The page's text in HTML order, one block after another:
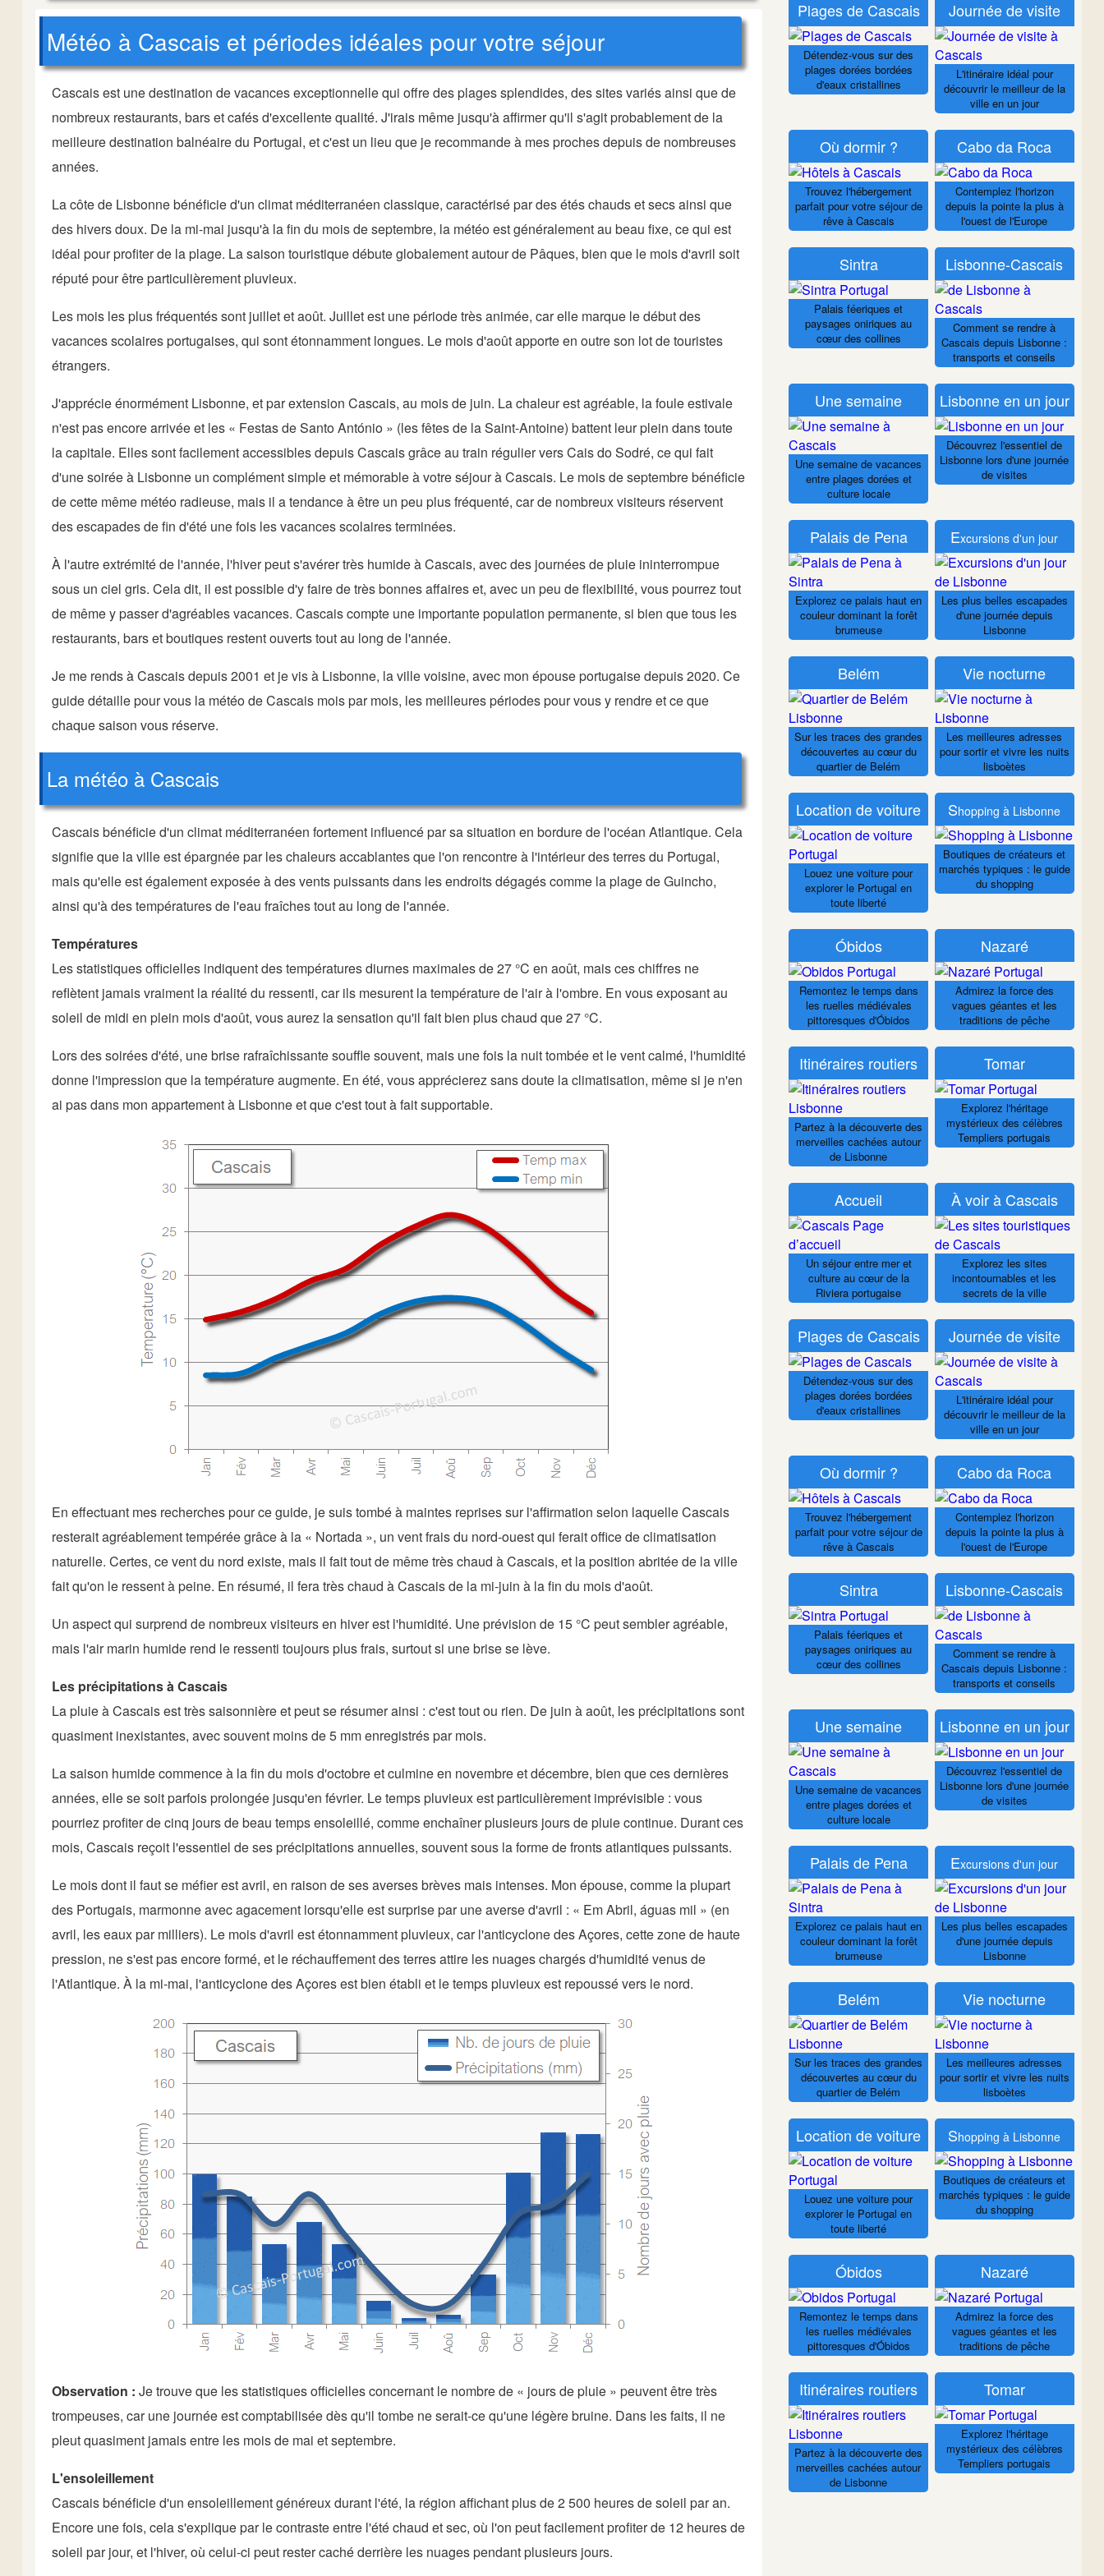
Météo à Cascais et périodes idéales pour votre séjour
Cascais est une destination de vacances exceptionnelle qui offre des plages splendides, des sites variés ainsi que de
nombreux restaurants, bars et cafés d'excellente qualité. J'irais même jusqu'à affirmer qu'il s'agit probablement de la
meilleure destination balnéaire du Portugal, et c'est un lieu que je recommande à mes proches depuis de nombreuses
années.
La côte de Lisbonne bénéficie d'un climat méditerranéen classique, caractérisé par des étés chauds et secs ainsi que
des hivers doux. De la mi-mai jusqu'à la fin du mois de septembre, la météo est généralement au beau fixe, ce qui est
idéal pour profiter de la plage. La saison touristique débute globalement autour de Pâques, bien que le mois d'avril soit
réputé pour être particulièrement pluvieux.
Les mois les plus fréquentés sont juillet et août. Juillet est une période très animée, car elle marque le début des
vacances scolaires portugaises, qui sont étonnamment longues. Le mois d'août apporte en outre son lot de touristes
étrangers.
J'apprécie énormément Lisbonne, et par extension Cascais, au mois de juin. La chaleur est agréable, la foule estivale
n'est pas encore arrivée et les « Festas de Santo António » (les fêtes de la Saint-Antoine) battent leur plein dans toute
la capitale. Elles sont facilement accessibles depuis Cascais grâce au train régulier vers Cais do Sodré, ce qui fait
d'une soirée à Lisbonne un complément simple et mémorable à votre séjour à Cascais. Le mois de septembre bénéficie
de cette même météo radieuse, mais il a tendance à être un peu plus fréquenté, car de nombreux visiteurs réservent
des escapades de fin d'été une fois les vacances scolaires terminées.
À l'autre extrémité de l'année, l'hiver peut s'avérer très humide à Cascais, avec des journées de pluie ininterrompue
sous un ciel gris. Cela dit, il est possible d'y faire de très bonnes affaires et, avec un peu de flexibilité, vous pourrez tout
de même y passer d'agréables vacances. Cascais compte une importante population permanente, si bien que tous les
restaurants, bars et boutiques restent ouverts tout au long de l'année.
Je me rends à Cascais depuis 2001 et je vis à Lisbonne, la ville voisine, avec mon épouse portugaise depuis 2020. Ce
guide détaille pour vous la météo de Cascais mois par mois, les meilleures périodes pour vous y rendre et ce que
chaque saison vous réserve.
La météo à Cascais
Cascais bénéficie d'un climat méditerranéen fortement influencé par sa situation en bordure de l'océan Atlantique. Cela
signifie que la ville est épargnée par les chaleurs accablantes que l'on rencontre à l'intérieur des terres du Portugal,
mais qu'elle est également exposée à des vents puissants dans les endroits dégagés comme la plage de Guincho,
ainsi qu'à des températures de l'eau fraîches tout au long de l'année.
Températures
Les statistiques officielles indiquent des températures diurnes maximales de 27 °C en août, mais ces chiffres ne
reflètent jamais vraiment la réalité du ressenti, car ils mesurent la température de l'air à l'ombre. En vous exposant au
soleil de midi en plein mois d'août, vous aurez la sensation qu'il fait bien plus chaud que 27 °C.
Lors des soirées d'été, une brise rafraîchissante souffle souvent, mais une fois la nuit tombée et le vent calmé, l'humidité
donne l'impression que la température augmente. En été, vous apprécierez sans doute la climatisation, même si je n'en
ai pas dans mon appartement à Lisbonne et que c'est tout à fait supportable.
En effectuant mes recherches pour ce guide, je suis tombé à maintes reprises sur l'affirmation selon laquelle Cascais
resterait agréablement tempérée grâce à la « Nortada », un vent frais du nord-ouest qui ferait office de climatisation
naturelle. Certes, ce vent du nord existe, mais il fait tout de même très chaud à Cascais, et la position abritée de la ville
fait qu'on le ressent à peine. En résumé, il fera très chaud à Cascais de la mi-juin à la fin du mois d'août.
Un aspect qui surprend de nombreux visiteurs en hiver est l'humidité. Une prévision de 15 °C peut sembler agréable,
mais l'air marin humide rend le ressenti toujours plus frais, surtout si une brise se lève.
Les précipitations à Cascais
La pluie à Cascais est très saisonnière et peut se résumer ainsi : c'est tout ou rien. De juin à août, les précipitations sont
quasiment inexistantes, avec souvent moins de 5 mm enregistrés par mois.
La saison humide commence à la fin du mois d'octobre et culmine en novembre et décembre, bien que ces dernières
années, elle se soit parfois prolongée jusqu'en février. Le temps pluvieux est particulièrement imprévisible : vous
pourriez profiter de cinq jours de beau temps ensoleillé, comme enchaîner plusieurs jours de pluie continue. Durant ces
mois, Cascais reçoit l'essentiel de ses précipitations annuelles, souvent sous la forme de fronts atlantiques puissants.
Le mois dont il faut se méfier est avril, en raison de ses averses brèves mais intenses. Mon épouse, comme la plupart
des Portugais, marmonne avec agacement lorsqu'elle est surprise par une averse d'avril : « Em Abril, águas mil » (en
avril, les eaux par milliers). Le mois d'avril est étonnamment pluvieux, car l'anticyclone des Açores, cette zone de haute
pression, ne s'est pas encore formé, et le réchauffement des terres attire les nuages chargés d'humidité venus de
l'Atlantique. À la mi-mai, l'anticyclone des Açores est bien établi et le temps pluvieux est repoussé vers le nord.
Observation : Je trouve que les statistiques officielles concernant le nombre de « jours de pluie » peuvent être très
trompeuses, car une journée est comptabilisée dès qu'il tombe ne serait-ce qu'une légère bruine. Dans les faits, il ne
pleut quasiment jamais entre les mois de mai et septembre.
L'ensoleillement
Cascais bénéficie d'un ensoleillement généreux durant l'été, la région affichant plus de 2 500 heures de soleil par an.
Encore une fois, cela s'explique par le contraste entre l'été chaud et sec, où l'on peut facilement profiter de 12 heures de
soleil par jour, et l'hiver, où celui-ci peut rester caché derrière les nuages pendant plusieurs jours.
Plages de Cascais
Détendez-vous sur des
plages dorées bordées
d'eaux cristallines
Journée de visite
L'itinéraire idéal pour
découvrir le meilleur de la
ville en un jour
Où dormir ?
Trouvez l'hébergement
parfait pour votre séjour de
rêve à Cascais
Cabo da Roca
Contemplez l'horizon
depuis la pointe la plus à
l'ouest de l'Europe
Sintra
Palais féeriques et
paysages oniriques au
cœur des collines
Lisbonne-Cascais
Comment se rendre à
Cascais depuis Lisbonne :
transports et conseils
Une semaine
Une semaine de vacances
entre plages dorées et
culture locale
Lisbonne en un jour
Découvrez l'essentiel de
Lisbonne lors d'une journée
de visites
Palais de Pena
Explorez ce palais haut en
couleur dominant la forêt
brumeuse
Excursions d'un jour
Les plus belles escapades
d'une journée depuis
Lisbonne
Belém
Sur les traces des grandes
découvertes au cœur du
quartier de Belém
Vie nocturne
Les meilleures adresses
pour sortir et vivre les nuits
lisboètes
Location de voiture
Louez une voiture pour
explorer le Portugal en
toute liberté
Shopping à Lisbonne
Boutiques de créateurs et
marchés typiques : le guide
du shopping
Óbidos
Remontez le temps dans
les ruelles médiévales
pittoresques d'Óbidos
Nazaré
Admirez la force des
vagues géantes et les
traditions de pêche
Itinéraires routiers
Partez à la découverte des
merveilles cachées autour
de Lisbonne
Tomar
Explorez l'héritage
mystérieux des célèbres
Templiers portugais
Accueil
Un séjour entre mer et
culture au cœur de la
Riviera portugaise
À voir à Cascais
Explorez les sites
incontournables et les
secrets de la ville
Plages de Cascais
Détendez-vous sur des
plages dorées bordées
d'eaux cristallines
Journée de visite
L'itinéraire idéal pour
découvrir le meilleur de la
ville en un jour
Où dormir ?
Trouvez l'hébergement
parfait pour votre séjour de
rêve à Cascais
Cabo da Roca
Contemplez l'horizon
depuis la pointe la plus à
l'ouest de l'Europe
Sintra
Palais féeriques et
paysages oniriques au
cœur des collines
Lisbonne-Cascais
Comment se rendre à
Cascais depuis Lisbonne :
transports et conseils
Une semaine
Une semaine de vacances
entre plages dorées et
culture locale
Lisbonne en un jour
Découvrez l'essentiel de
Lisbonne lors d'une journée
de visites
Palais de Pena
Explorez ce palais haut en
couleur dominant la forêt
brumeuse
Excursions d'un jour
Les plus belles escapades
d'une journée depuis
Lisbonne
Belém
Sur les traces des grandes
découvertes au cœur du
quartier de Belém
Vie nocturne
Les meilleures adresses
pour sortir et vivre les nuits
lisboètes
Location de voiture
Louez une voiture pour
explorer le Portugal en
toute liberté
Shopping à Lisbonne
Boutiques de créateurs et
marchés typiques : le guide
du shopping
Óbidos
Remontez le temps dans
les ruelles médiévales
pittoresques d'Óbidos
Nazaré
Admirez la force des
vagues géantes et les
traditions de pêche
Itinéraires routiers
Partez à la découverte des
merveilles cachées autour
de Lisbonne
Tomar
Explorez l'héritage
mystérieux des célèbres
Templiers portugais